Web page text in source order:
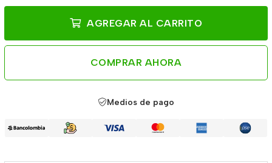
AGREGAR AL CARRITO
COMPRAR AHORA
Medios de pago